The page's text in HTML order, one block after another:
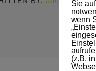
Sie
wenn
(z.B.